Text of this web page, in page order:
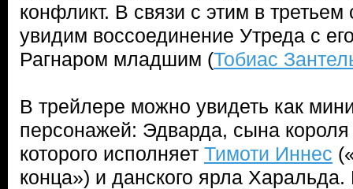
конфликт. В связи с этим в
увидим воссоединение Утреда с
Рагнаром младшим (Тобиас
В трейлере можно увидеть как
персонажей: Эдварда, сына
которого исполняет Тимоти Иннес
конца») и данского ярла Харальда.